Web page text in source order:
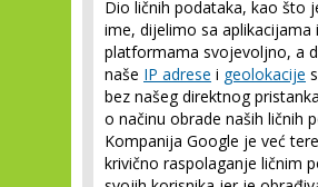
Dio ličnih podataka, kao što
ime, dijelimo sa aplikacijama i
platformama svojevoljno, a
naše IP adrese i geolokacije
bez našeg direktnog
o načinu obrade naših ličnih
Kompanija Google je već
krivično raspolaganje ličnim